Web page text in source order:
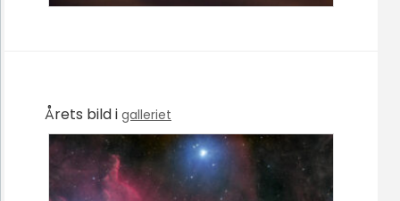
Årets bild i galleriet